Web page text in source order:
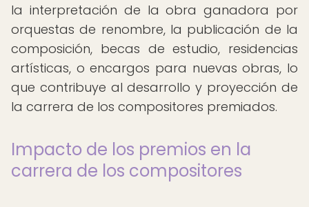
la interpretación de la obra ganadora por
orquestas de renombre, la publicación de la
composición, becas de estudio, residencias
artísticas, o encargos para nuevas obras, lo
que contribuye al desarrollo y proyección de
la carrera de los compositores premiados.
Impacto de los premios en la
carrera de los compositores